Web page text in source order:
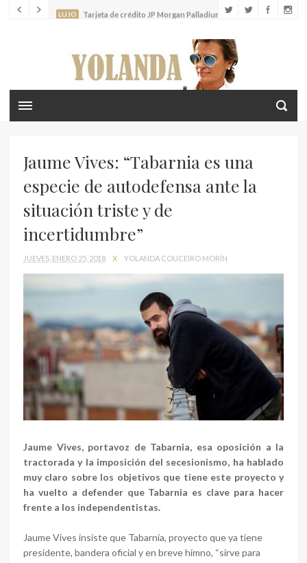
LUJO Louis Vuitton lanza el nuevo Tambour Horizon Light Up
Jaume Vives: “Tabarnia es una
especie de autodefensa ante la
situación triste y de
incertidumbre”
JUEVES, ENERO 25, 2018 X YOLANDA COUCEIRO MORÍN
Jaume Vives, portavoz de Tabarnia, esa oposición a la
tractorada y la imposición del secesionismo, ha hablado
muy claro sobre los objetivos que tiene este proyecto y
ha vuelto a defender que Tabarnia es clave para hacer
frente a los independentistas.
Jaume Vives insiste que Tabarnia, proyecto que ya tiene
presidente, bandera oficial y en breve himno, “sirve para